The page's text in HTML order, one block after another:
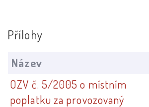
Přílohy
Název
OZV č. 5/2005 o místním
poplatku za provozovaný